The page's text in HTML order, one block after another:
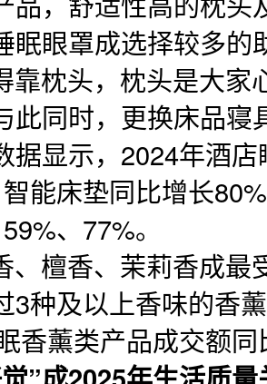
眠眼罩成选择较多的
靠枕头，枕头是大家
此同时，更换床品寝
据显示，2024年酒
能床垫同比增长
、77%。
、檀香、茉莉香成最
3种及以上香味的香
香薰类产品成交额